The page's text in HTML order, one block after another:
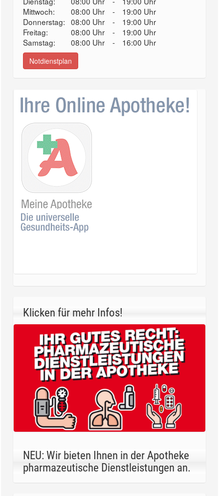
Mittwoch:
08:00 Uhr -
19:00 Uhr
Donnerstag: 08:00 Uhr -
19:00 Uhr
Freitag:
08:00 Uhr -
19:00 Uhr
Samstag:
08:00 Uhr - 16:00 Uhr
Notdienstplan
Klicken für mehr Infos!
NEU: Wir bieten Ihnen in der Apotheke
pharmazeutische Dienstleistungen an.